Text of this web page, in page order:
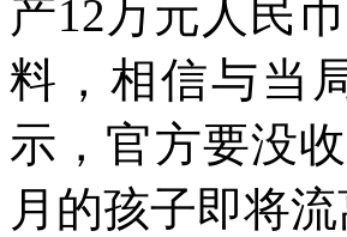
产12万元人民
料，相信与当
示，官方要没
月的孩子即将